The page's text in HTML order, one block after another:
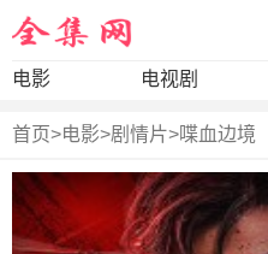
电影 电视剧
首页>电影>剧情片>喋血边境